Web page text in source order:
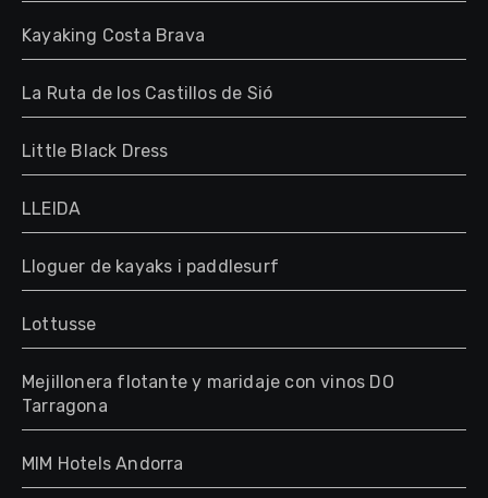
Kayaking Costa Brava
La Ruta de los Castillos de Sió
Little Black Dress
LLEIDA
Lloguer de kayaks i paddlesurf
Lottusse
Mejillonera flotante y maridaje con vinos DO
Tarragona
MIM Hotels Andorra